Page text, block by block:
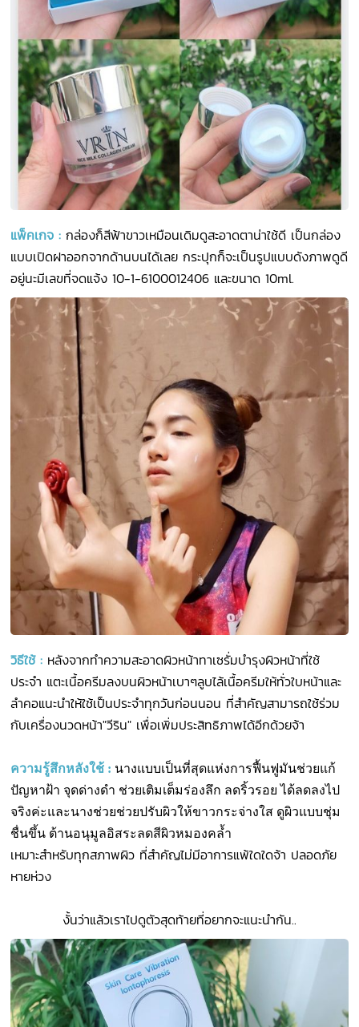
แพ็คเกจ: กล่องก็สีฟ้าขาวเหมือนเดิมดูสะอาดตาน่าใช้ดี เป็นกล่อง
แบบเปิดฝาออกจากด้านบนได้เลย กระปุกก็จะเป็นรูปแบบดังภาพดูดี
อยู่นะมีเลขที่จดแจ้ง 10-1-6100012406 และขนาด 10ml.
วิธีใช้: หลังจากทำความสะอาดผิวหน้าทาเซรั่มบำรุงผิวหน้าที่ใช้
ประจำ แตะเนื้อครีมลงบนผิวหน้าเบาๆลูบไล้เนื้อครีมให้ทั่วใบหน้าและ
ลำคอแนะนำให้ใช้เป็นประจำทุกวันก่อนนอน ที่สำคัญสามารถใช้ร่วม
กับเครื่องนวดหน้า"วีริน" เพื่อเพิ่มประสิทธิภาพได้อีกด้วยจ้า
ความรู้สึกหลังใช้ : นางแบบเป็นที่สุดแห่งการฟื้นฟูมันช่วยแก้
ปัญหาฝ้า จุดด่างดำ ช่วยเติมเต็มร่องลึก ลดริ้วรอย ได้ลดลงไป
จริงค่ะและนางช่วยช่วยปรับผิวให้ขาวกระจ่างใส ดูผิวแบบชุ่ม
ชื่นขึ้น ต้านอนุมูลอิสระลดสีผิวหมองคล้ำ
เหมาะสำหรับทุกสภาพผิว ที่สำคัญไม่มีอาการแพ้ใดใดจ้า ปลอดภัย
หายห่วง
งั้นว่าแล้วเราไปดูตัวสุดท้ายที่อยากจะแนะนำกัน..